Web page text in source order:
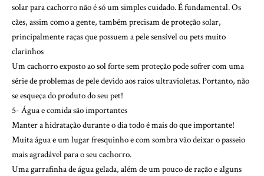
solar para cachorro não é só um simples cuidado. É fundamental. Os
cães, assim como a gente, também precisam de proteção solar,
principalmente raças que possuem a pele sensível ou pets muito
clarinhos
Um cachorro exposto ao sol forte sem proteção pode sofrer com uma
série de problemas de pele devido aos raios ultravioletas. Portanto, não
se esqueça do produto do seu pet!
5- Água e comida são importantes
Manter a hidratação durante o dia todo é mais do que importante!
Muita água e um lugar fresquinho e com sombra vão deixar o passeio
mais agradável para o seu cachorro.
Uma garrafinha de água gelada, além de um pouco de ração e alguns